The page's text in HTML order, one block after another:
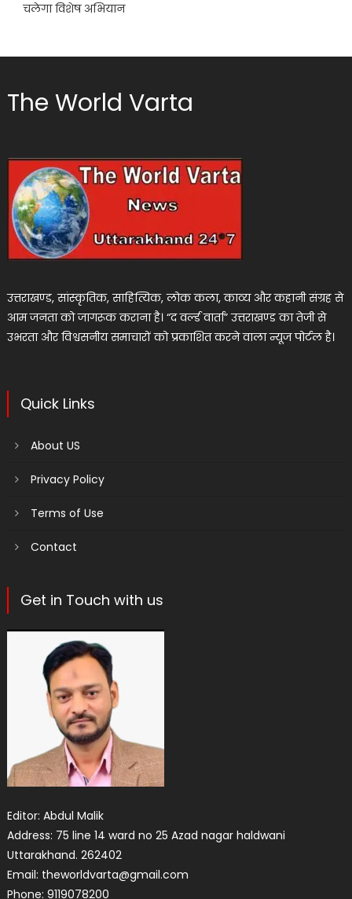
चलेगा विशेष अभियान
The World Varta
उत्तराखण्ड, सांस्कृतिक, साहित्यिक, लोक कला, काव्य और कहानी संग्रह से
आम जनता को जागरूक कराना है। “द वर्ल्ड वार्ता” उत्तराखण्ड का तेजी से
उभरता और विश्वसनीय समाचारों को प्रकाशित करने वाला न्यूज पोर्टल है।
Quick Links
About US
Privacy Policy
Terms of Use
Contact
Get in Touch with us
Editor: Abdul Malik
Address: 75 line 14 ward no 25 Azad nagar haldwani
Uttarakhand. 262402
Email: theworldvarta@gmail.com
Phone: 9119078200